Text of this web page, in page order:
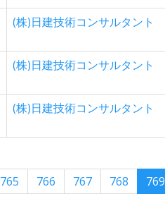
(株)日建技術コンサルタント
(株)日建技術コンサルタント
(株)日建技術コンサルタント
765 766 767 768 769